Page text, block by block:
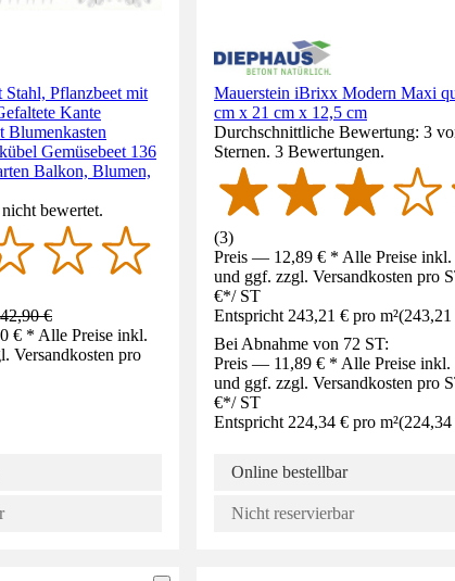
Pflanzbeet mit
Kante
Blumenkasten
Gemüsebeet 136
Balkon, Blumen,
bewertet.
42,90 €
€ * Alle Preise inkl.
Versandkosten pro
Mauerstein iBrixx Modern Maxi
cm x 21 cm x 12,5 cm
Durchschnittliche Bewertung: 3
Sternen. 3 Bewertungen.
(3)
Preis — 12,89 € * Alle Preise
und ggf. zzgl. Versandkosten pro
€*/ ST
Entspricht 243,21 € pro m²(243,21
Bei Abnahme von 72 ST:
Preis — 11,89 € * Alle Preise inkl.
und ggf. zzgl. Versandkosten pro
€*/ ST
Entspricht 224,34 € pro m²(224,34
Online bestellbar
Nicht reservierbar